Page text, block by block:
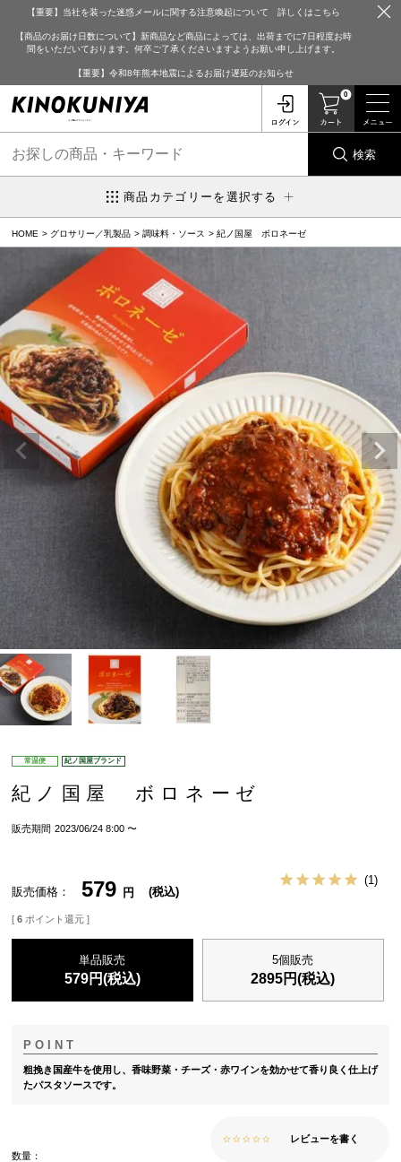
【重要】当社を装った迷惑メールに関する注意喚起について 詳しくはこちら
【商品のお届け日数について】新商品など商品によっては、出荷までに7日程度お時
間をいただいております。何卒ご了承くださいますようお願い申し上げます。
【重要】令和8年熊本地震によるお届け遅延のお知らせ
0
検索
商品カテゴリーを選択する
HOME グロサリー／乳製品 調味料・ソース 紀ノ国屋 ボロネーゼ
常温便 紀ノ国屋ブランド
紀ノ国屋 ボロネーゼ
販売期間 2023/06/24 8:00 〜
販売価格 579 税込
1
[ 6 ポイント還元 ]
単品販売
579円(税込)
5個販売
2895円(税込)
粗挽き国産牛を使用し、香味野菜・チーズ・赤ワインを効かせて香り良く仕上げ
たパスタソースです。
レビューを書く